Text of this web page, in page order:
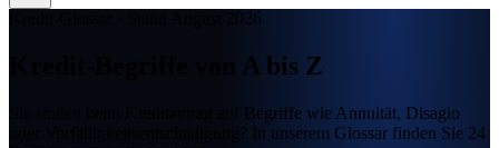
Stand August 2026
A bis Z
Sie stoßen beim Kreditantrag auf Begriffe wie Annuität, Disagio
oder Vorfälligkeitsentschädigung? In unserem Glossar finden Sie 24